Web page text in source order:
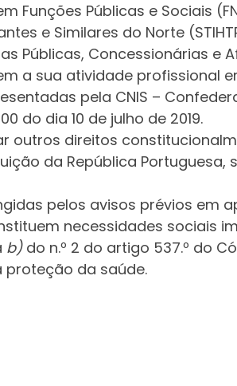
Públicas e Sociais
e Similares do Norte
Públicas, Concessionárias e
a sua atividade profissional
pela CNIS –
do dia 10 de julho de 2019.
outros direitos
da República Portuguesa,
pelos avisos prévios em
necessidades sociais
b) do n.º 2 do artigo 537.º do
proteção da saúde.